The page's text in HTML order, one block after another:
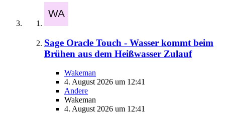
Sage Oracle Touch - Wasser kommt beim
Brühen aus dem Heißwasser Zulauf
Wakeman
4. August 2026 um 12:41
Andere
Wakeman
4. August 2026 um 12:41